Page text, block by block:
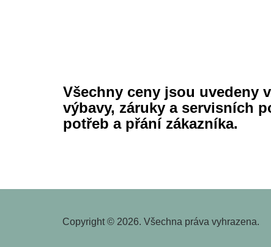
​​​​​​​Všechny ceny jsou uvedeny
výbavy, záruky a servisních
potřeb a přání zákazníka.
Copyright © 2026. Všechna práva vyhrazena.